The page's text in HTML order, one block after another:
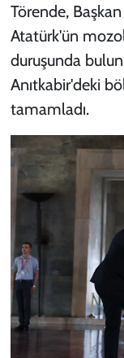
Törende,
Atatürk'ün
duruşunda
Anıtkabir'deki
tamamladı.